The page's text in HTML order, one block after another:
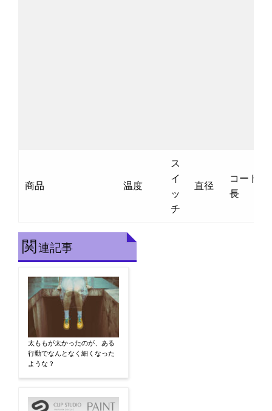
商品 温度
ス
イ
ッ
チ
直径
コード
長
関連記事
太ももが太かったのが、ある
行動でなんとなく細くなった
ような？